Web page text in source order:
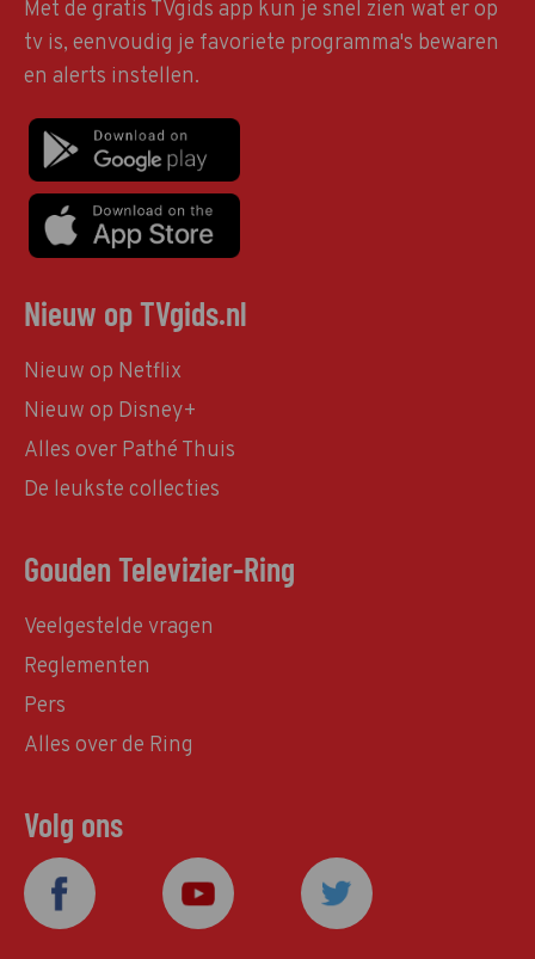
Met de gratis TVgids app kun je snel zien wat er op
tv is, eenvoudig je favoriete programma's bewaren
en alerts instellen.
Nieuw op TVgids.nl
Nieuw op Netflix
Nieuw op Disney+
Alles over Pathé Thuis
De leukste collecties
Gouden Televizier-Ring
Veelgestelde vragen
Reglementen
Pers
Alles over de Ring
Volg ons